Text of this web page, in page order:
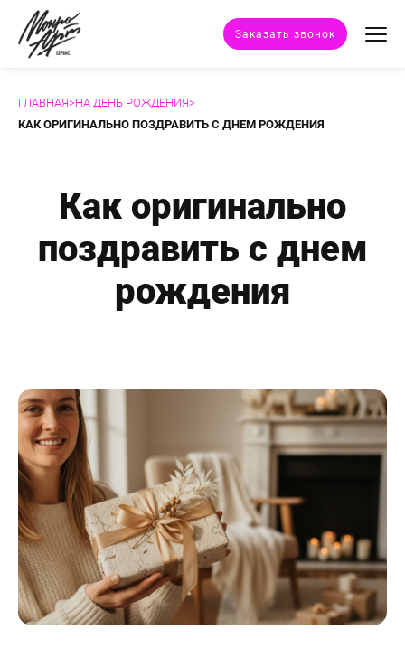
Заказать звонок
Техники портрета
Дополнительные услуги
Статьи
ГЛАВНАЯ>НА ДЕНЬ РОЖДЕНИЯ>
КАК ОРИГИНАЛЬНО ПОЗДРАВИТЬ С ДНЕМ РОЖДЕНИЯ
Как оригинально
поздравить с днем
рождения